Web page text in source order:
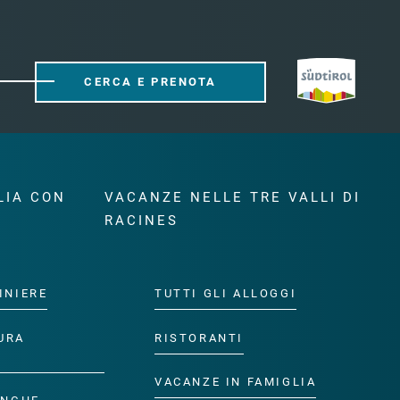
CERCA E PRENOTA
CON
VACANZE NELLE TRE VALLI DI
RACINES
TUTTI GLI ALLOGGI
RISTORANTI
VACANZE IN FAMIGLIA